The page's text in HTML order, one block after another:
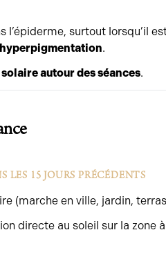
surtout lorsqu’il
.
autour des séances.
LES 15 JOURS PRÉCÉDENTS
(marche en ville, jardin,
directe au soleil sur la zone